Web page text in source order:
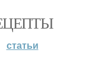
статьи